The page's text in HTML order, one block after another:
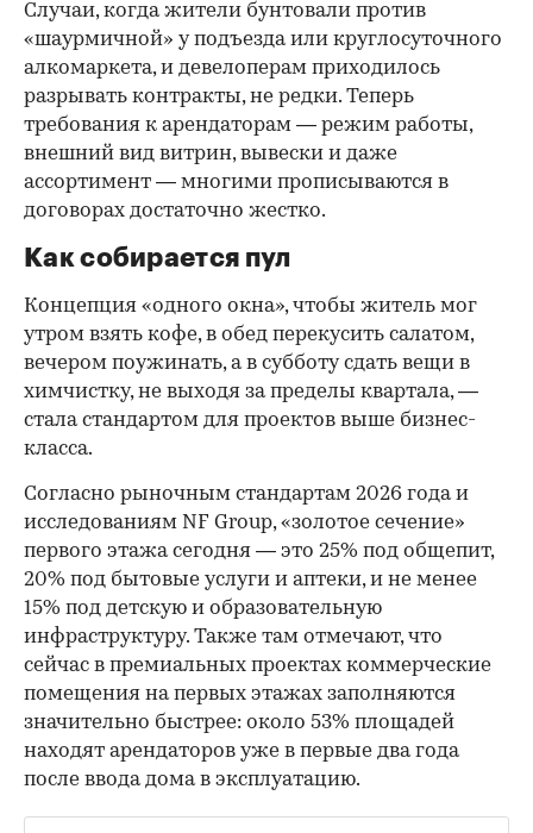
Случаи, когда жители бунтовали против
«шаурмичной» у подъезда или круглосуточного
алкомаркета, и девелоперам приходилось
разрывать контракты, не редки. Теперь
требования к арендаторам — режим работы,
внешний вид витрин, вывески и даже
ассортимент — многими прописываются в
договорах достаточно жестко.
Как собирается пул
Концепция «одного окна», чтобы житель мог
утром взять кофе, в обед перекусить салатом,
вечером поужинать, а в субботу сдать вещи в
химчистку, не выходя за пределы квартала, —
стала стандартом для проектов выше бизнес-
класса.
Согласно рыночным стандартам 2026 года и
исследованиям NF Group, «золотое сечение»
первого этажа сегодня — это 25% под общепит,
20% под бытовые услуги и аптеки, и не менее
15% под детскую и образовательную
инфраструктуру. Также там отмечают, что
сейчас в премиальных проектах коммерческие
помещения на первых этажах заполняются
значительно быстрее: около 53% площадей
находят арендаторов уже в первые два года
после ввода дома в эксплуатацию.